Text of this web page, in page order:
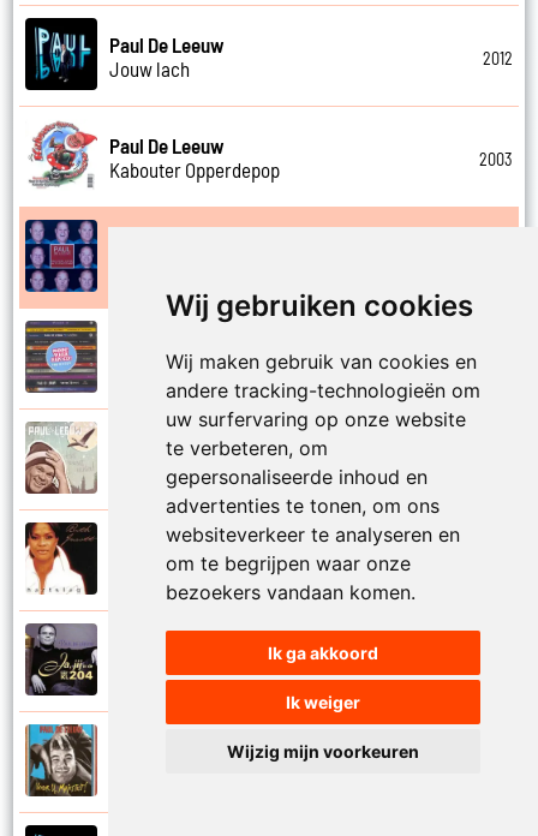
Wij gebruiken cookies
Wij maken gebruik van cookies en
andere tracking-technologieën om
uw surfervaring op onze website
te verbeteren, om
gepersonaliseerde inhoud en
advertenties te tonen, om ons
websiteverkeer te analyseren en
om te begrijpen waar onze
bezoekers vandaan komen.
Ik ga akkoord
Ik weiger
Wijzig mijn voorkeuren
Paul De Leeuw
Jouw lach
2012
Paul De Leeuw
Kabouter Opperdepop
2003
Katinka
Paul De Leeuw
Kerstmis
Ruth Jacott en Paul De Leeuw
Kijk niet uit
KL 204 (Als ik God was)